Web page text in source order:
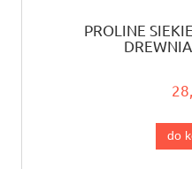
PROLINE
do